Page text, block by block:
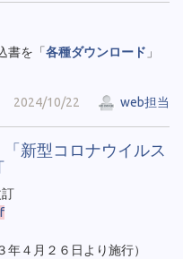
書を「各種ダウンロード 」
2024/10/22 web担当
「新型コロナウイルス
４月２６日より施行）